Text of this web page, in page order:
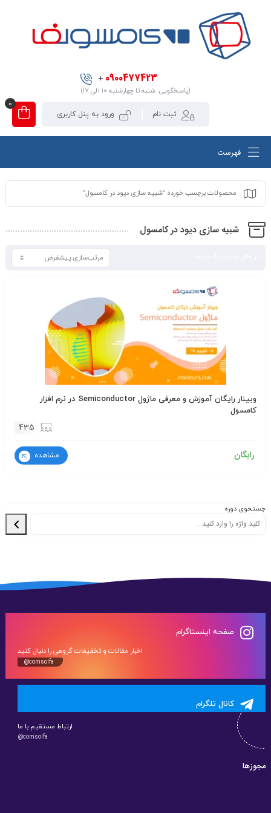
0900477423
+
(پاسخگویی: شنبه تا چهارشنبه ۱۰ الی ۱۷)
ثبت نام ورود به پنل کاربری
0
فهرست
محصولات برچسب خورده “شبیه سازی دیود در کامسول”
شبیه سازی دیود در کامسول
وبینار رایگان آموزش و معرفی ماژول Semiconductor در نرم افزار
کامسول
435
رایگان مشاهده
جستحوی دوره
صفحه اینستاگرام
اخبار مقالات و تخفیفات گروهی را دنبال کنید
@comsolfa
کانال تلگرام
ارتباط مستقیم با ما
@comsolfa
مجوزها